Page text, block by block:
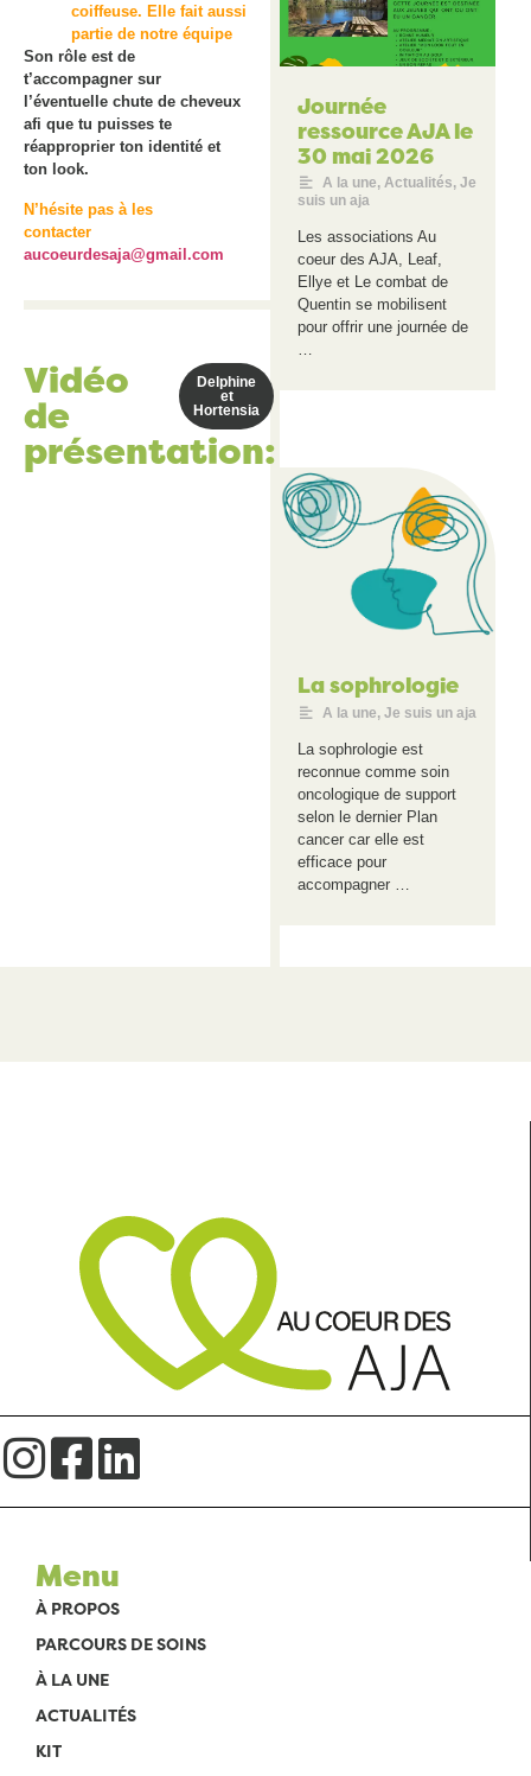
coiffeuse. Elle fait aussi
partie de notre équipe
Son rôle est de
t’accompagner sur
l’éventuelle chute de cheveux
afi que tu puisses te
réapproprier ton identité et
ton look.
N’hésite pas à les
contacter
aucoeurdesaja@gmail.com
Vidéo
de
présentation:
Delphine
et
Hortensia
Journée
ressource AJA le
30 mai 2026
A la une,Actualités,Je
suis un aja
Les associations Au
coeur des AJA, Leaf,
Ellye et Le combat de
Quentin se mobilisent
pour offrir une journée de
…
La sophrologie
A la une,Je suis un aja
La sophrologie est
reconnue comme soin
oncologique de support
selon le dernier Plan
cancer car elle est
efficace pour
accompagner …
Menu
À PROPOS
PARCOURS DE SOINS
À LA UNE
ACTUALITÉS
KIT